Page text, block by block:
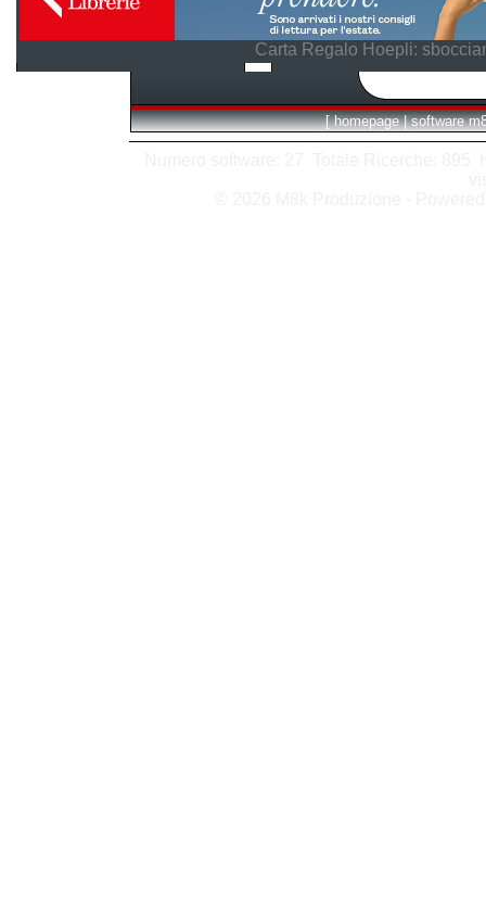
Carta Regalo Hoepli:
[ homepage | software